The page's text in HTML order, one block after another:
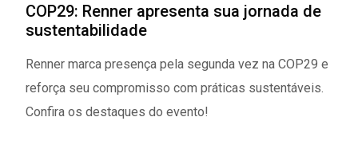
COP29: Renner apresenta sua jornada de
sustentabilidade
Renner marca presença pela segunda vez na COP29 e
reforça seu compromisso com práticas sustentáveis.
Confira os destaques do evento!